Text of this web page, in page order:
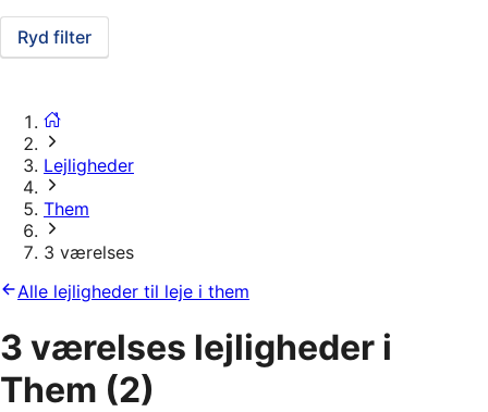
Ryd filter
Lejligheder
Them
3 værelses
Alle lejligheder til leje i them
3 værelses lejligheder i
Them (2)